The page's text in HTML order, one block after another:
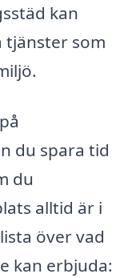
kan
tjänster som
du spara tid
du
alltid är i
över vad
kan erbjuda: